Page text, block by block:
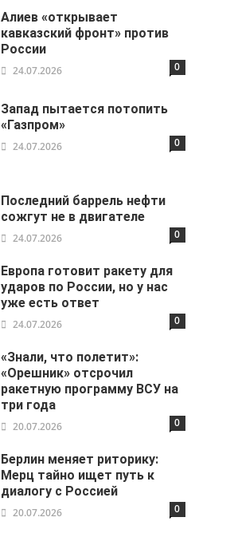
Алиев «открывает
кавказский фронт» против
России
24.07.2026 0
Запад пытается потопить
«Газпром»
24.07.2026 0
Последний баррель нефти
сожгут не в двигателе
24.07.2026 0
Европа готовит ракету для
ударов по России, но у нас
уже есть ответ
24.07.2026 0
«Знали, что полетит»:
«Орешник» отсрочил
ракетную программу ВСУ на
три года
20.07.2026 0
Берлин меняет риторику:
Мерц тайно ищет путь к
диалогу с Россией
20.07.2026 0